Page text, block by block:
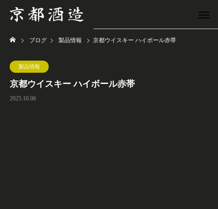
ブログ 製品情報 京都ウイスキー ハイボール赤帯
製品情報
京都ウイスキー ハイボール赤帯
2025.10.06